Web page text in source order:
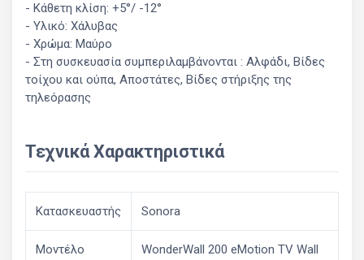
- Κάθετη κλίση: +5°/ -12°
- Υλικό: Χάλυβας
- Χρώμα: Μαύρο
- Στη συσκευασία συμπεριλαμβάνονται : Αλφάδι, Βίδες
τοίχου και ούπα, Αποστάτες, Βίδες στήριξης της
τηλεόρασης
Τεχνικά Χαρακτηριστικά
Κατασκευαστής Sonora
Μοντέλο
WonderWall 200 eMotion TV Wall